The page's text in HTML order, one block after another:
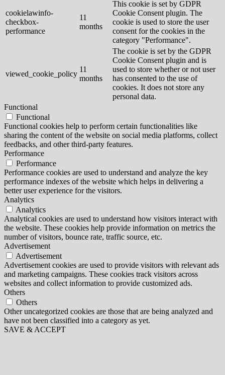
cookielawinfo-
checkbox-
performance
11
months
This cookie is set by GDPR
Cookie Consent plugin. The
cookie is used to store the user
consent for the cookies in the
category "Performance".
viewed_cookie_policy
11
months
The cookie is set by the GDPR
Cookie Consent plugin and is
used to store whether or not user
has consented to the use of
cookies. It does not store any
personal data.
Functional
Functional
Functional cookies help to perform certain functionalities like
sharing the content of the website on social media platforms, collect
feedbacks, and other third-party features.
Performance
Performance
Performance cookies are used to understand and analyze the key
performance indexes of the website which helps in delivering a
better user experience for the visitors.
Analytics
Analytics
Analytical cookies are used to understand how visitors interact with
the website. These cookies help provide information on metrics the
number of visitors, bounce rate, traffic source, etc.
Advertisement
Advertisement
Advertisement cookies are used to provide visitors with relevant ads
and marketing campaigns. These cookies track visitors across
websites and collect information to provide customized ads.
Others
Others
Other uncategorized cookies are those that are being analyzed and
have not been classified into a category as yet.
SAVE & ACCEPT